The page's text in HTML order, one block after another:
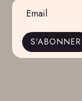
*
S'ABONNER